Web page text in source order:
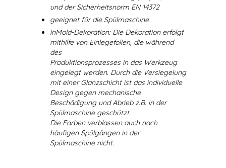
und der Sicherheitsnorm EN 14372
geeignet für die Spülmaschine
inMold-Dekoration: Die Dekoration erfolgt
mithilfe von Einlegefolien, die während
des
Produktionsprozesses in das Werkzeug
eingelegt werden. Durch die Versiegelung
mit einer Glanzschicht ist das individuelle
Design gegen mechanische
Beschädigung und Abrieb z.B. in der
Spülmaschine geschützt.
Die Farben verblassen auch nach
häufigen Spülgängen in der
Spülmaschine nicht.